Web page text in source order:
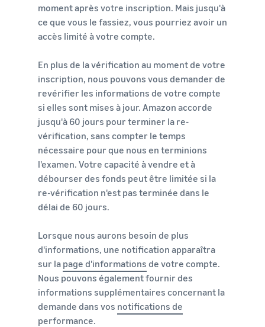
moment après votre inscription. Mais jusqu'à
ce que vous le fassiez, vous pourriez avoir un
accès limité à votre compte.
En plus de la vérification au moment de votre
inscription, nous pouvons vous demander de
revérifier les informations de votre compte
si elles sont mises à jour. Amazon accorde
jusqu'à 60 jours pour terminer la re-
vérification, sans compter le temps
nécessaire pour que nous en terminions
l'examen. Votre capacité à vendre et à
débourser des fonds peut être limitée si la
re-vérification n'est pas terminée dans le
délai de 60 jours.
Lorsque nous aurons besoin de plus
d'informations, une notification apparaîtra
sur la page d'informations de votre compte.
Nous pouvons également fournir des
informations supplémentaires concernant la
demande dans vos notifications de
performance.